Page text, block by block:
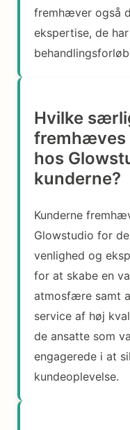
fremhæver også
ekspertise, de
Hvilke
fremhæves
hos
kunderne?
Kunderne
Glowstudio for
venlighed og
for at skabe en
atmosfære samt
service af høj
de ansatte som
engagerede i at
kundeoplevelse.